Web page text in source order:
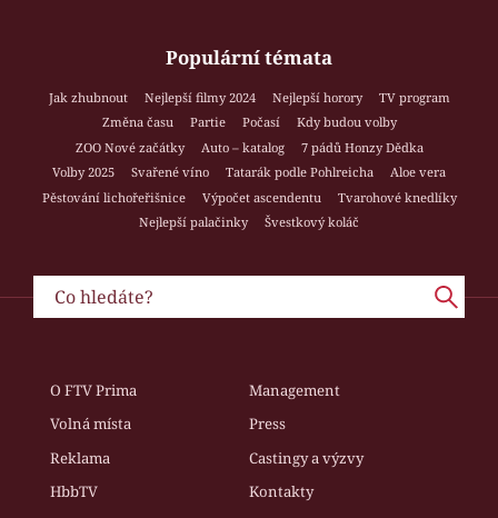
Populární témata
Jak zhubnout Nejlepší filmy 2024 Nejlepší horory
TV program
Změna času
Partie Počasí
Kdy budou volby
ZOO Nové začátky
Auto – katalog
7 pádů Honzy Dědka
Volby 2025
Svařené víno Tatarák podle Pohlreicha
Aloe vera
Pěstování lichořeřišnice
Výpočet ascendentu
Tvarohové knedlíky
Nejlepší palačinky
Švestkový koláč
O FTV Prima
Management
Volná místa
Press
Reklama
Castingy a výzvy
HbbTV
Kontakty